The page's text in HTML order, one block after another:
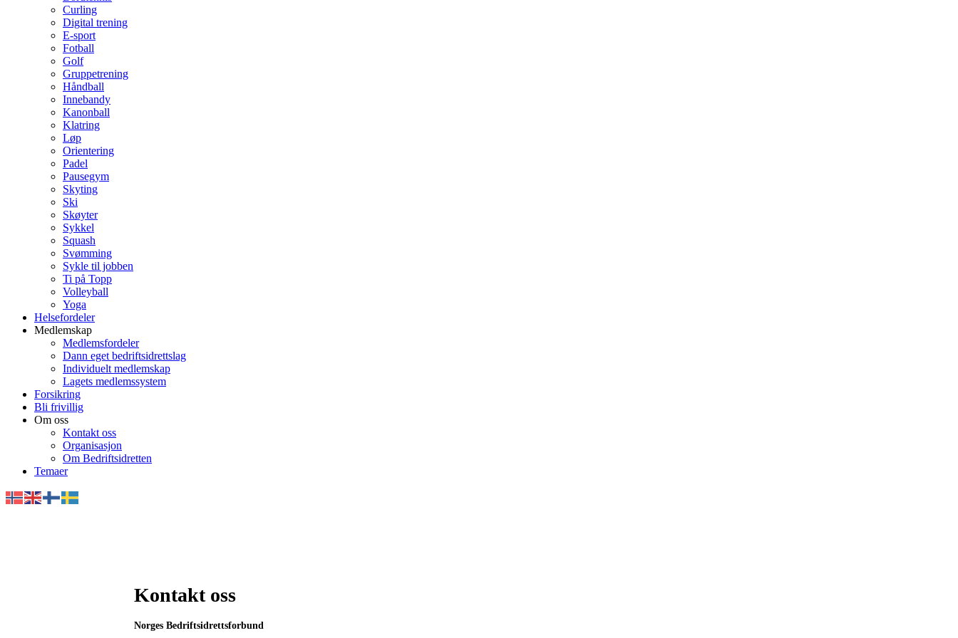
Curling
Digital trening
E-sport
Fotball
Golf
Gruppetrening
Håndball
Innebandy
Kanonball
Klatring
Løp
Orientering
Padel
Pausegym
Skyting
Ski
Skøyter
Sykkel
Squash
Svømming
Sykle til jobben
Ti på Topp
Volleyball
Yoga
Helsefordeler
Medlemskap
Medlemsfordeler
Dann eget bedriftsidrettslag
Individuelt medlemskap
Lagets medlemssystem
Forsikring
Bli frivillig
Om oss
Kontakt oss
Organisasjon
Om Bedriftsidretten
Temaer
Kontakt oss
Norges Bedriftsidrettsforbund